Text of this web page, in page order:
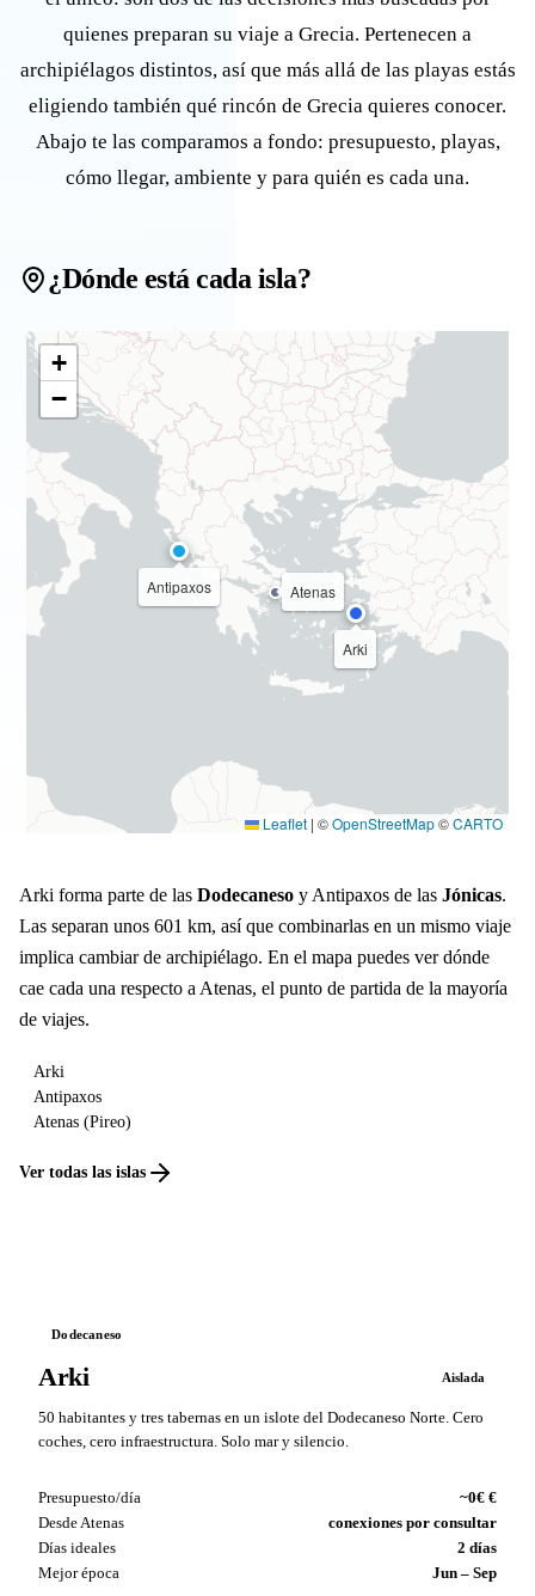
quienes preparan su viaje a Grecia. Pertenecen a
archipiélagos distintos, así que más allá de las playas estás
eligiendo también qué rincón de Grecia quieres conocer.
Abajo te las comparamos a fondo: presupuesto, playas,
cómo llegar, ambiente y para quién es cada una.
¿Dónde está cada isla?
Arki
Antipaxos Atenas
+
−
Leaflet | ©OpenStreetMap©CARTO
Arki forma parte de las Dodecaneso y Antipaxos de las Jónicas.
Las separan unos 601 km, así que combinarlas en un mismo viaje
implica cambiar de archipiélago. En el mapa puedes ver dónde
cae cada una respecto a Atenas, el punto de partida de la mayoría
de viajes.
Arki
Antipaxos
Atenas (Pireo)
Ver todas las islas
Dodecaneso
Arki Aislada
50 habitantes y tres tabernas en un islote del Dodecaneso Norte. Cero
coches, cero infraestructura. Solo mar y silencio.
Presupuesto/día
~0€ €
Desde Atenas
conexiones por consultar
Días ideales
2 días
Mejor época
Jun – Sep